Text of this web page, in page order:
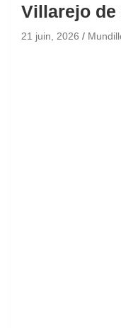
Villarejo de
21 juin, 2026